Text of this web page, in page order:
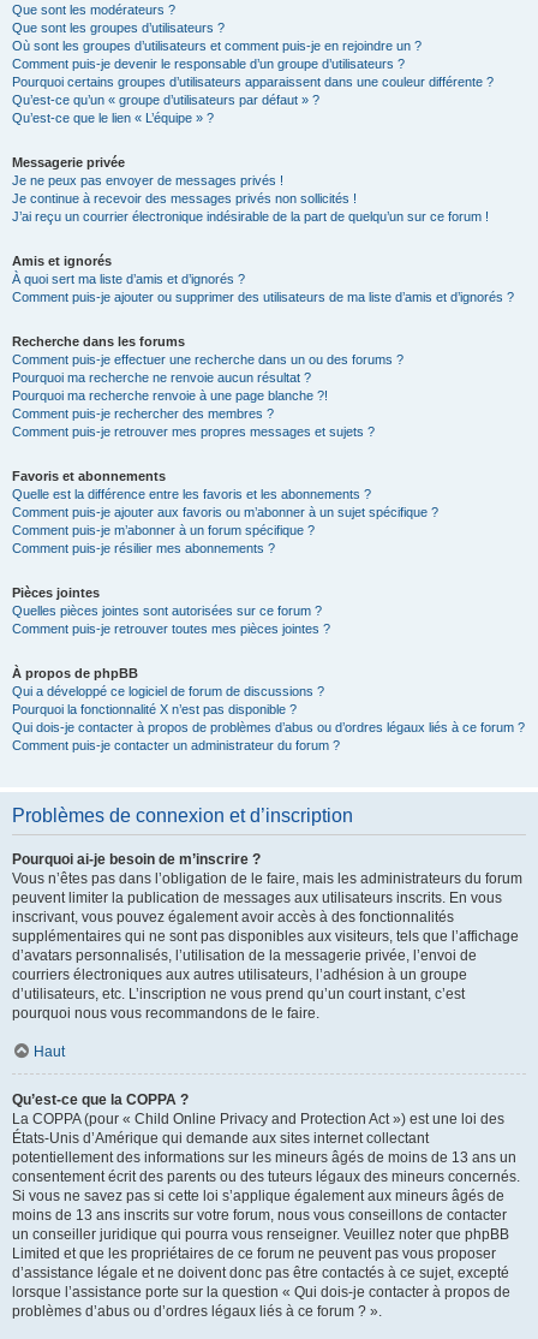
Que sont les modérateurs ?
Que sont les groupes d’utilisateurs ?
Où sont les groupes d’utilisateurs et comment puis-je en rejoindre un ?
Comment puis-je devenir le responsable d’un groupe d’utilisateurs ?
Pourquoi certains groupes d’utilisateurs apparaissent dans une couleur différente ?
Qu’est-ce qu’un « groupe d’utilisateurs par défaut » ?
Qu’est-ce que le lien « L’équipe » ?
Messagerie privée
Je ne peux pas envoyer de messages privés !
Je continue à recevoir des messages privés non sollicités !
J’ai reçu un courrier électronique indésirable de la part de quelqu’un sur ce forum !
Amis et ignorés
À quoi sert ma liste d’amis et d’ignorés ?
Comment puis-je ajouter ou supprimer des utilisateurs de ma liste d’amis et d’ignorés ?
Recherche dans les forums
Comment puis-je effectuer une recherche dans un ou des forums ?
Pourquoi ma recherche ne renvoie aucun résultat ?
Pourquoi ma recherche renvoie à une page blanche ?!
Comment puis-je rechercher des membres ?
Comment puis-je retrouver mes propres messages et sujets ?
Favoris et abonnements
Quelle est la différence entre les favoris et les abonnements ?
Comment puis-je ajouter aux favoris ou m’abonner à un sujet spécifique ?
Comment puis-je m’abonner à un forum spécifique ?
Comment puis-je résilier mes abonnements ?
Pièces jointes
Quelles pièces jointes sont autorisées sur ce forum ?
Comment puis-je retrouver toutes mes pièces jointes ?
À propos de phpBB
Qui a développé ce logiciel de forum de discussions ?
Pourquoi la fonctionnalité X n’est pas disponible ?
Qui dois-je contacter à propos de problèmes d’abus ou d’ordres légaux liés à ce forum ?
Comment puis-je contacter un administrateur du forum ?
Problèmes de connexion et d’inscription
Pourquoi ai-je besoin de m’inscrire ?
Vous n’êtes pas dans l’obligation de le faire, mais les administrateurs du forum
peuvent limiter la publication de messages aux utilisateurs inscrits. En vous
inscrivant, vous pouvez également avoir accès à des fonctionnalités
supplémentaires qui ne sont pas disponibles aux visiteurs, tels que l’affichage
d’avatars personnalisés, l’utilisation de la messagerie privée, l’envoi de
courriers électroniques aux autres utilisateurs, l’adhésion à un groupe
d’utilisateurs, etc. L’inscription ne vous prend qu’un court instant, c’est
pourquoi nous vous recommandons de le faire.
Haut
Qu’est-ce que la COPPA ?
La COPPA (pour « Child Online Privacy and Protection Act ») est une loi des
États-Unis d’Amérique qui demande aux sites internet collectant
potentiellement des informations sur les mineurs âgés de moins de 13 ans un
consentement écrit des parents ou des tuteurs légaux des mineurs concernés.
Si vous ne savez pas si cette loi s’applique également aux mineurs âgés de
moins de 13 ans inscrits sur votre forum, nous vous conseillons de contacter
un conseiller juridique qui pourra vous renseigner. Veuillez noter que phpBB
Limited et que les propriétaires de ce forum ne peuvent pas vous proposer
d’assistance légale et ne doivent donc pas être contactés à ce sujet, excepté
lorsque l’assistance porte sur la question « Qui dois-je contacter à propos de
problèmes d’abus ou d’ordres légaux liés à ce forum ? ».